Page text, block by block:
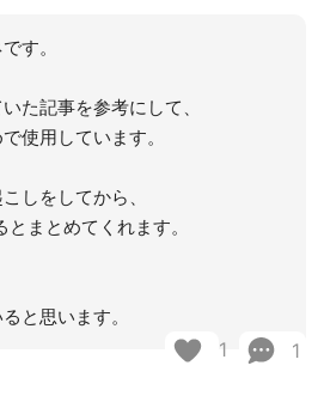
す。
た記事を参考にして、
使用しています。
しをしてから、
まとめてくれます。
と思います。
1 1